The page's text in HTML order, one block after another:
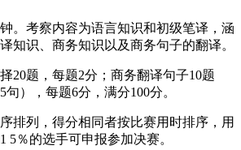
。考察内容为语言知识和初级笔译，涵
知识、商务知识以及商务句子的翻译。
20题，每题2分；商务翻译句子10题
句），每题6分，满分100分。
排列，得分相同者按比赛用时排序，用
5％的选手可申报参加决赛。